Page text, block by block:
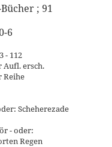
; 91
6
- 112
Aufl. ersch.
Reihe
Scheherezade
- oder:
Regen